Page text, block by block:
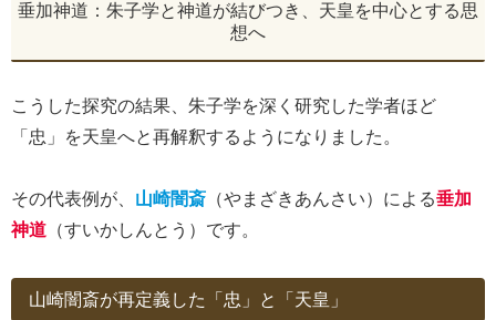
垂加神道：朱子学と神道が結びつき、天皇を中心とする思
想へ
こうした探究の結果、朱子学を深く研究した学者ほど
「忠」を天皇へと再解釈するようになりました。
その代表例が、 山崎闇斎 （やまざきあんさい）による垂加
神道 （すいかしんとう）です。
山崎闇斎が再定義した「忠」と「天皇」